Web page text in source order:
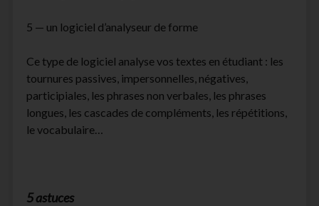
5 — un logiciel d’analyseur de forme
Ce type de logiciel analyse vos textes en étudiant : les
tournures passives, impersonnelles, négatives,
participiales, les phrases non verbales, les phrases
longues, les cascades de compléments, les répétitions,
le vocabulaire…
5 astuces